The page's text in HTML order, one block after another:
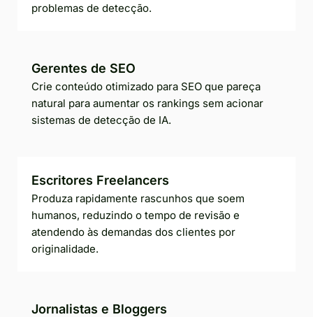
problemas de detecção.
Gerentes de SEO
Crie conteúdo otimizado para SEO que pareça
natural para aumentar os rankings sem acionar
sistemas de detecção de IA.
Escritores Freelancers
Produza rapidamente rascunhos que soem
humanos, reduzindo o tempo de revisão e
atendendo às demandas dos clientes por
originalidade.
Jornalistas e Bloggers